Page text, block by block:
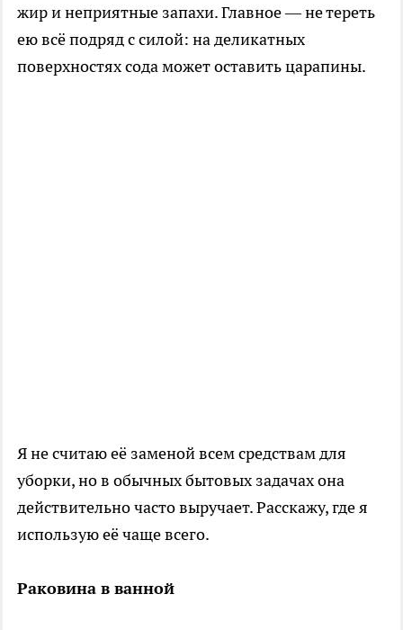
жир и неприятные запахи. Главное — не тереть
ею всё подряд с силой: на деликатных
поверхностях сода может оставить царапины.
Я не считаю её заменой всем средствам для
уборки, но в обычных бытовых задачах она
действительно часто выручает. Расскажу, где я
использую её чаще всего.
Раковина в ванной